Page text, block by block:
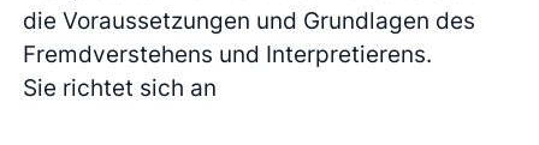
die Voraussetzungen und Grundlagen des
Fremdverstehens und Interpretierens.
Sie richtet sich an